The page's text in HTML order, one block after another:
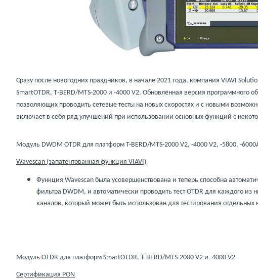
Сразу после новогодних праздников, в начале 2021 года, компания VIAVI
SmartOTDR, T-BERD/MTS-2000 и -4000 V2. Обновлённая версия программного
позволяющих проводить сетевые тесты на новых скоростях и с новыми
включает в себя ряд улучшений при использовании основных функций с
Модуль DWDM OTDR для платформ T-BERD/MTS-2000 V2, -4000 V2, -5800, -
Wavescan (запатентованная функция VIAVI)
Функция Wavescan была усовершенствована и теперь способна
фильтра DWDM, и автоматически проводить тестOTDR для каждого из
каналов, который может быть использован для тестирования отдельных
Модуль OTDR для платформ SmartOTDR, T-BERD/MTS-2000 V2 и -4000 V2
Сертификация PON